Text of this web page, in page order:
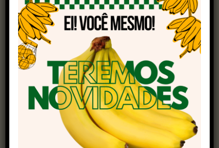
“Apesar dos desafios logísticos enfrentados
neste ano, como a escassez de caminhões e o
aumento dos custos com frete, tivemos uma
excelente safra no Tocantins. Alcançamos bons
volumes e ótimas produtividades nas lavouras,
o que reforça a posição do nosso estado como
um dos principais produtores de soja do país”,
destaca Rossano Fagundes, coordenador
operacional da cooperativa.